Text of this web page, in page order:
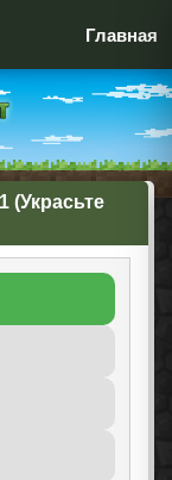
Главная
(Украсьте